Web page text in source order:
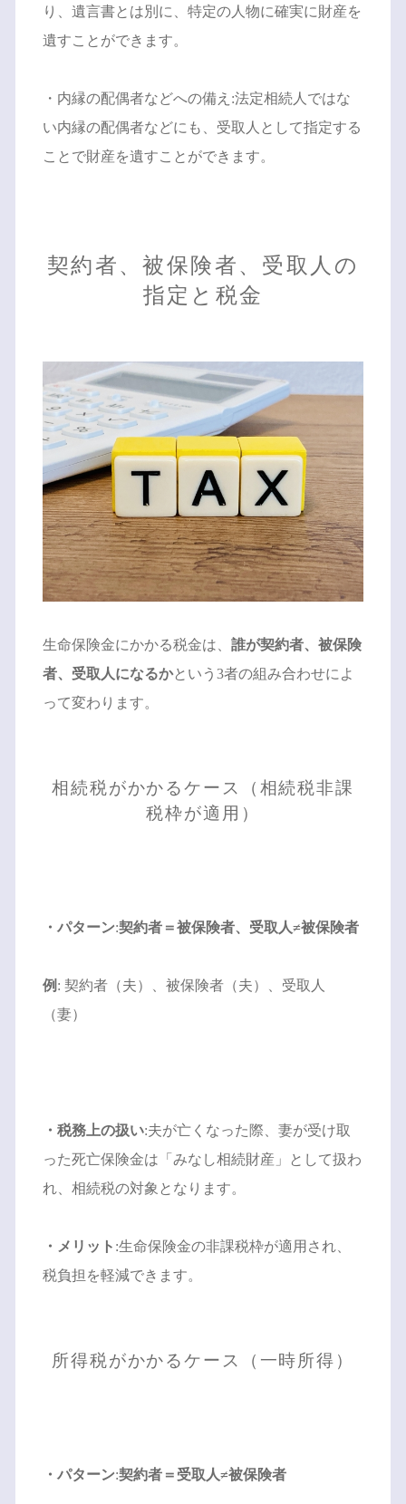
り、遺言書とは別に、特定の人物に確実に財産を
遺すことができます。
・内縁の配偶者などへの備え:法定相続人ではな
い内縁の配偶者などにも、受取人として指定する
ことで財産を遺すことができます。
契約者、被保険者、受取人の
指定と税金
生命保険金にかかる税金は、 誰が契約者、被保険
者、受取人になるかという3者の組み合わせによ
って変わります。
相続税がかかるケース（相続税非課
税枠が適用）
・パターン:契約者＝被保険者、受取人≠被保険者
例 : 契約者（夫）、被保険者（夫）、受取人
（妻）
・税務上の扱い:夫が亡くなった際、妻が受け取
った死亡保険金は「みなし相続財産」として扱わ
れ、相続税の対象となります。
・メリット :生命保険金の非課税枠が適用され、
税負担を軽減できます。
所得税がかかるケース（一時所得）
・パターン:契約者＝受取人≠被保険者